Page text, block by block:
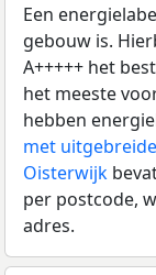
Een
gebouw is.
A+++++ het
het meeste
hebben
met
Oisterwijk
per postcode,
adres.